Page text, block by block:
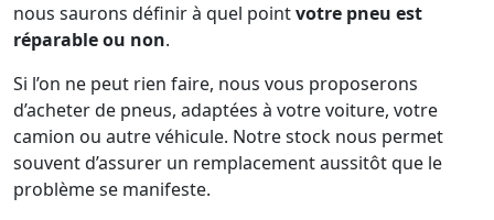
nous saurons définir à quel pointvotre pneu est
réparable ou non.
Si l’on ne peut rien faire, nous vous proposerons
d’acheter de pneus, adaptées à votre voiture, votre
camion ou autre véhicule. Notre stock nous permet
souvent d’assurer un remplacement aussitôt que le
problème se manifeste.